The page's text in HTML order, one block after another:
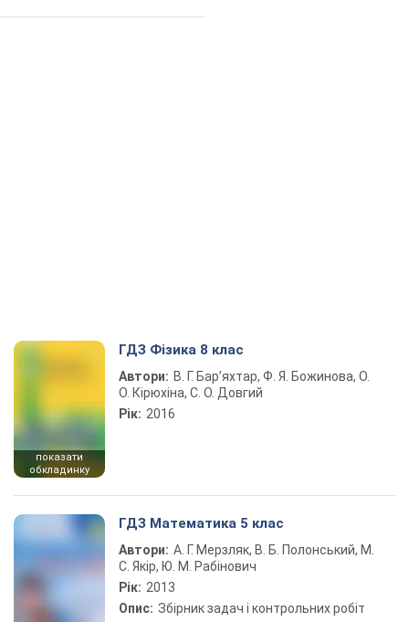
показати
обкладинку
ГДЗ Фізика 8 клас
Автори: В. Г. Бар’яхтар, Ф. Я. Божинова, О.
О. Кірюхіна, С. О. Довгий
Рік: 2016
ГДЗ Математика 5 клас
Автори: А. Г. Мерзляк, В. Б. Полонський, М.
С. Якір, Ю. М. Рабінович
Рік: 2013
Опис: Збірник задач і контрольних робіт